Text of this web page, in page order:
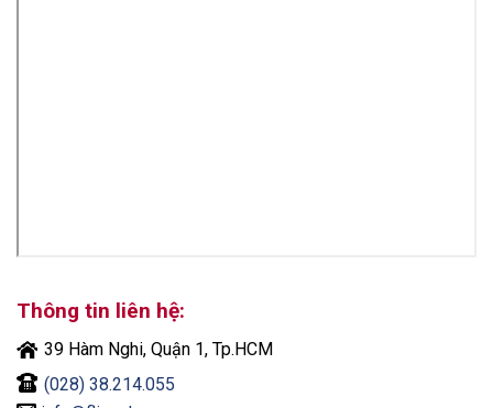
Thông tin liên hệ:
39 Hàm Nghi, Quận 1, Tp.HCM
(028) 38.214.055